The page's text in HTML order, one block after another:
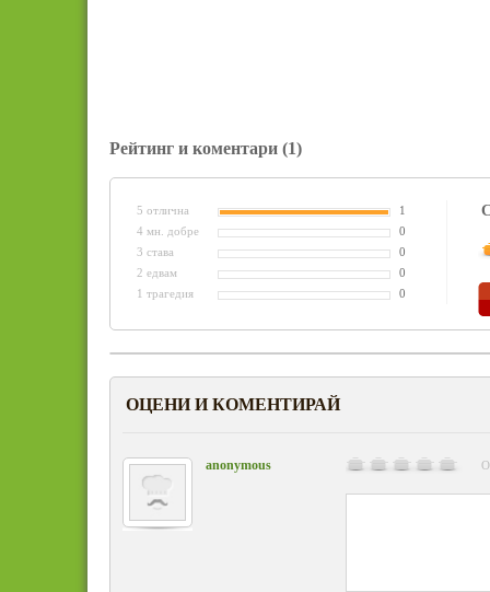
Рейтинг и коментари (1)
5 отлична
1
4 мн. добре
0
3 става
0
2 едвам
0
1 трагедия
0
ОЦЕНИ И КОМЕНТИРАЙ
anonymous